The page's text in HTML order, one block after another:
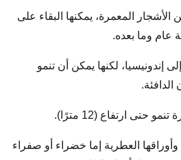
المعمرة، يمكنها البقاء على
عام وما بعده.
إلى إندونيسيا، لكنها يمكن أن تنمو
حتى ارتفاع (12 مترًا).
العطرية إما خضراء أو صفراء